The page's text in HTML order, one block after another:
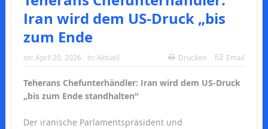
Iran wird dem US-Druck „bis
zum Ende
on: April 20, 2026 In: Aktuell Drucken Email
Teherans Chefunterhändler: Iran wird dem US-Druck
„bis zum Ende standhalten“
Der iranische Parlamentspräsident und